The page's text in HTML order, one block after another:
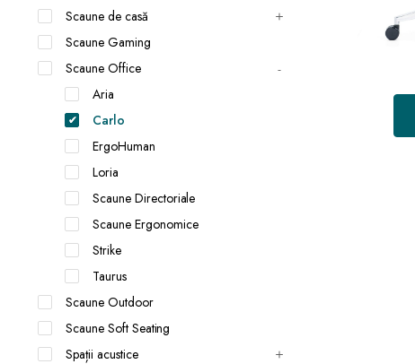
Scaune de casă
Scaune Gaming
Scaune Office
Aria
Carlo
ErgoHuman
Loria
Scaune Directoriale
Scaune Ergonomice
Strike
Taurus
Scaune Outdoor
Scaune Soft Seating
Spații acustice